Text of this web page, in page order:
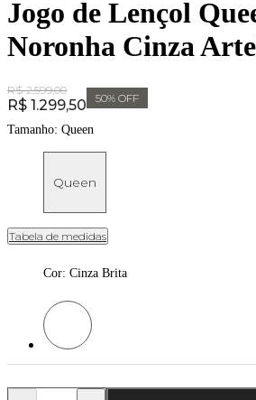
Jogo de Lençol
Noronha Cinza
Original Price:
R$ 2.599,00
Price:
R$ 1.299,50 50% OFF
Tamanho: Queen
Queen
Tabela de medidas
Cor: Cinza Brita
Cor: Cinza Brita